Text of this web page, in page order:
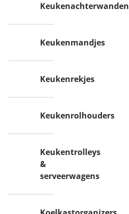
Keukenachterwanden
Keukenmandjes
Keukenrekjes
Keukenrolhouders
Keukentrolleys
&
serveerwagens